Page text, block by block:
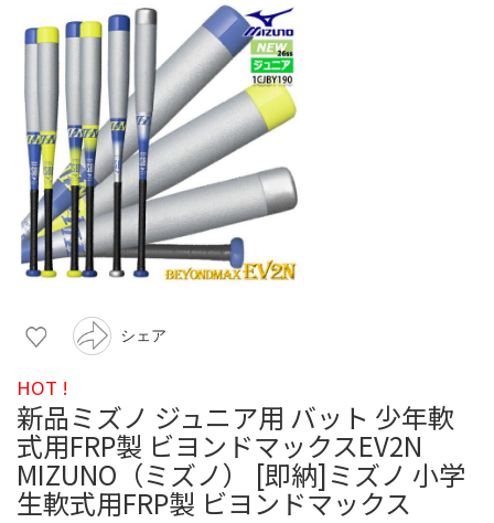
シェア
HOT !
新品ミズノ ジュニア用 バット 少年軟
式用FRP製 ビヨンドマックスEV2N
MIZUNO（ミズノ） [即納]ミズノ 小学
生軟式用FRP製 ビヨンドマックス